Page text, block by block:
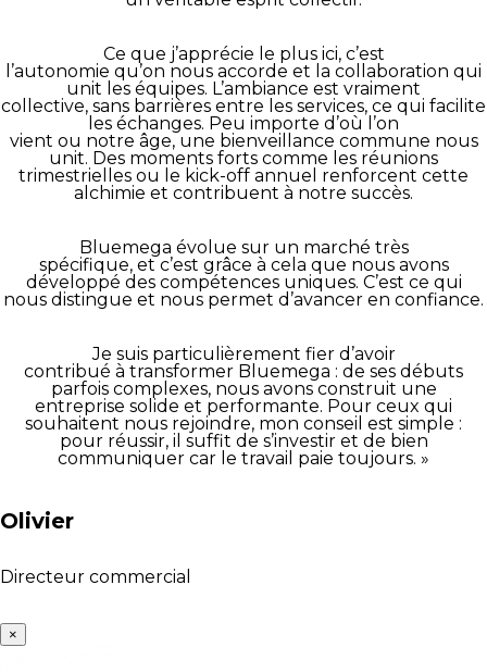
Ce que j’apprécie le plus ici, c’est
l’autonomie qu’on nous accorde et la collaboration qui
unit les équipes. L’ambiance est vraiment
collective, sans barrières entre les services, ce qui facilite
les échanges. Peu importe d’où l’on
vient ou notre âge, une bienveillance commune nous
unit. Des moments forts comme les réunions
trimestrielles ou le kick-off annuel renforcent cette
alchimie et contribuent à notre succès.
Bluemega évolue sur un marché très
spécifique, et c’est grâce à cela que nous avons
développé des compétences uniques. C’est ce qui
nous distingue et nous permet d’avancer en confiance.
Je suis particulièrement fier d’avoir
contribué à transformer Bluemega : de ses débuts
parfois complexes, nous avons construit une
entreprise solide et performante. Pour ceux qui
souhaitent nous rejoindre, mon conseil est simple :
pour réussir, il suffit de s’investir et de bien
communiquer car le travail paie toujours. »
Olivier
Directeur commercial
×